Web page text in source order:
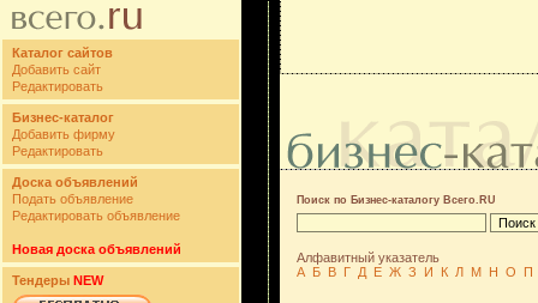
Каталог сайтов
Добавить сайт
Редактировать
Бизнес-каталог
Добавить фирму
Редактировать
Доска объявлений
Подать объявление
Редактировать объявление
Новая доска объявлений
Тендеры NEW
Поиск по Бизнес-каталогу Всего.RU
Алфавитный указатель
А Б В Г Д Е Ж З И К Л М Н О П